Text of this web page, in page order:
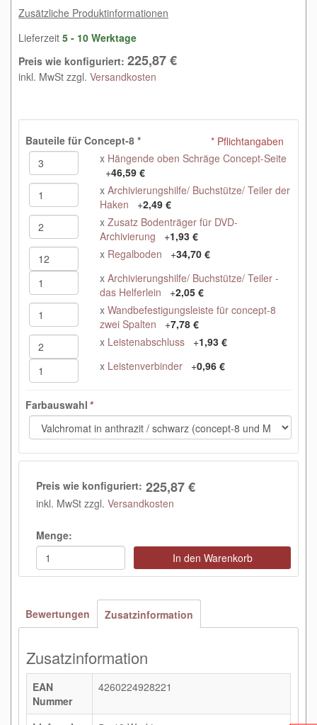
Zusätzliche Produktinformationen
Lieferzeit 5 - 10 Werktage
Preis wie konfiguriert: 225,87 €
inkl. MwSt zzgl. Versandkosten
Bauteile für Concept-8 *
x Hängende oben Schräge Concept-Seite
+46,59 €
xArchivierungshilfe/ Buchstütze/ Teiler der
Haken
+2,49 €
xZusatz Bodenträger für DVD-
Archivierung
+1,93 €
x Regalboden +34,70 €
xArchivierungshilfe/ Buchstütze/ Teiler -
das Helferlein
+2,05 €
xWandbefestigungsleiste für concept-8
zwei Spalten
+7,78 €
x Leistenabschluss +1,93 €
x Leistenverbinder +0,96 €
Farbauswahl *
* Pflichtangaben
Preis wie konfiguriert: 225,87 €
inkl. MwSt zzgl. Versandkosten
Menge:
In den Warenkorb
Bewertungen Zusatzinformation
Zusatzinformation
EAN
Nummer
4260224928221